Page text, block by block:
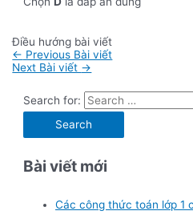
Điều hướng bài viết
← Previous Bài viết
Next Bài viết →
Search for:
Bài viết mới
Các công thức toán lớp 1